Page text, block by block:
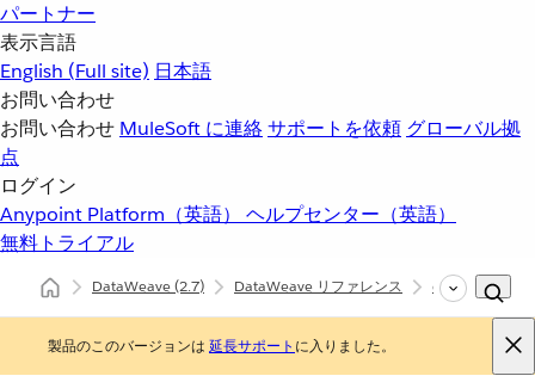
パートナー
表示言語
English (Full site) 日本語
お問い合わせ
お問い合わせ MuleSoft に連絡サポートを依頼 グローバル拠
点
ログイン
Anypoint Platform（英語） ヘルプセンター（英語）
無料トライアル
DataWeave(2.7) DataWeave リファレンス dw::Runtime
製品のこのバージョンは 延長サポート に入りました。